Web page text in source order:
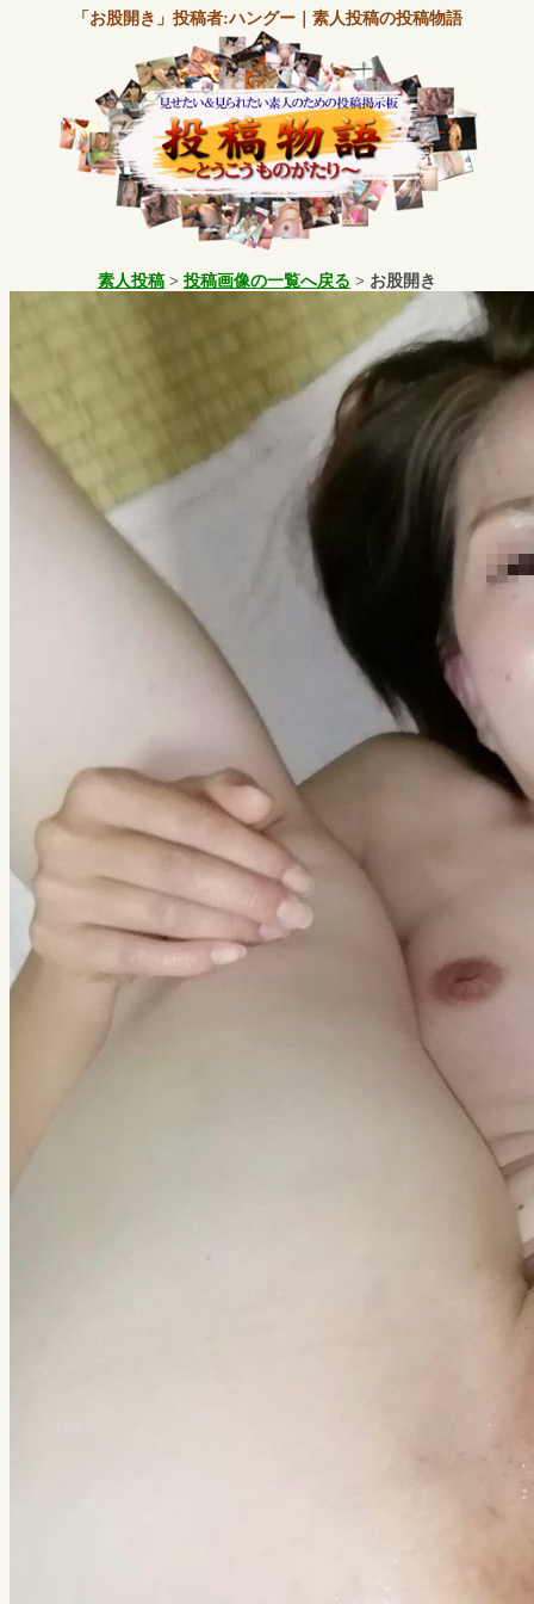
「お股開き」 投稿者:ハングー｜ 素人投稿の投稿物語
素人投稿 > 投稿画像の一覧へ戻る > お股開き